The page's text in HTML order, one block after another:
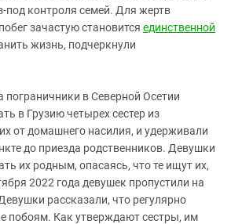
под контроля семей. Для жертв
зачастую становится единственной
жизнь, подчеркнули
пограничники в Северной Осетии
в Грузию четырех сестер из
от домашнего насилия, и удерживали
до приезда родственников. Девушки
их родным, опасаясь, что те ищут их,
2022 года девушек пропустили на
рассказали, что регулярно
побоям. Как утверждают сестры, им